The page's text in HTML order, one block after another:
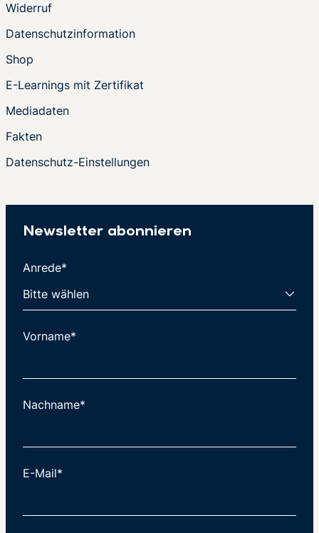
Widerruf
Datenschutzinformation
Shop
E-Learnings mit Zertifikat
Mediadaten
Fakten
Datenschutz-Einstellungen
Newsletter abonnieren
Anrede*
Vorname*
Nachname*
E-Mail*